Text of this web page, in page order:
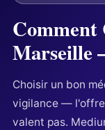
Marseille
Choisir un bon
vigilance — l'offre
valent pas.